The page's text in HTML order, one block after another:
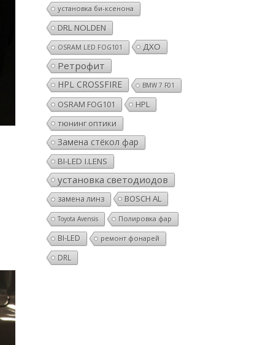
установка би-ксенона
DRL NOLDEN
OSRAM LED FOG101 ДХО
Ретрофит
HPL CROSSFIRE BMW 7 F01
OSRAM FOG101
HPL
тюнинг оптики
Замена стёкол фар
BI-LED I.LENS
установка светодиодов
замена линз BOSCH AL
Toyota Avensis Полировка фар
BI-LED ремонт фонарей
DRL